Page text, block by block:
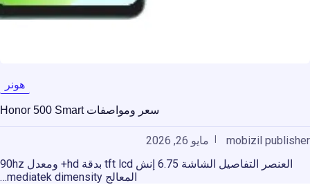
هونر
سعر ومواصفات Honor 500 Smart
mobizil publisher
مايو 26, 2026
العنصر التفاصيل الشاشة 6.75 إنش tft lcd بدقة hd+ ومعدل 90hz
المعالج mediatek dimensity…